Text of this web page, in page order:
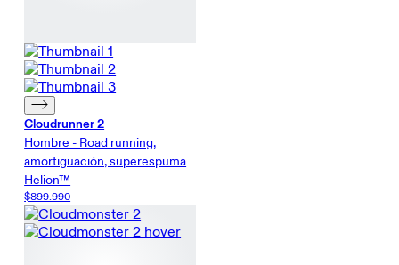
Cloudrunner 2
Hombre - Road running,
amortiguación, superespuma
Helion™
$899.990